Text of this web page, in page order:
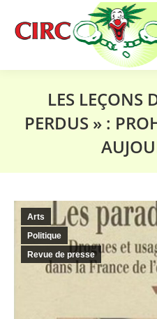
LES LEÇONS
PERDUS » :
Arts
Politique
Revue de presse